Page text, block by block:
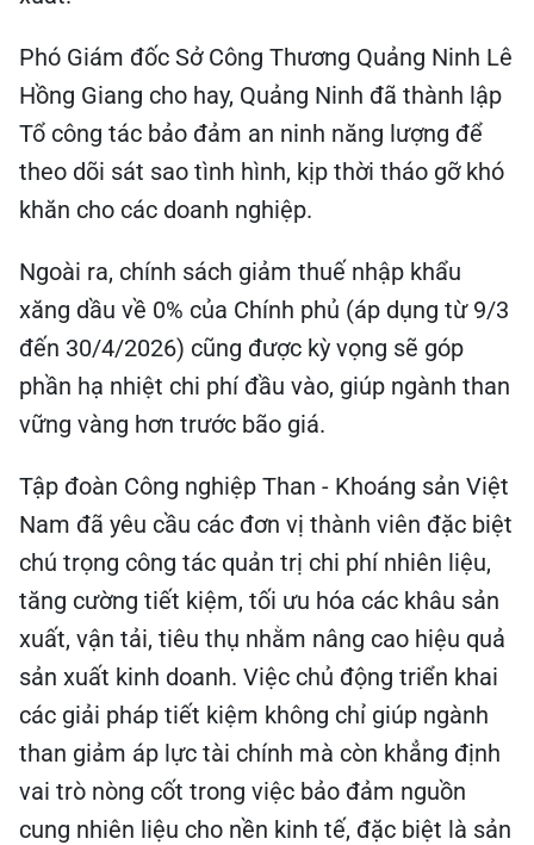
Phó Giám đốc Sở Công Thương Quảng Ninh Lê
Hồng Giang cho hay, Quảng Ninh đã thành lập
Tổ công tác bảo đảm an ninh năng lượng để
theo dõi sát sao tình hình, kịp thời tháo gỡ khó
khăn cho các doanh nghiệp.
Ngoài ra, chính sách giảm thuế nhập khẩu
xăng dầu về 0% của Chính phủ (áp dụng từ 9/3
đến 30/4/2026) cũng được kỳ vọng sẽ góp
phần hạ nhiệt chi phí đầu vào, giúp ngành than
vững vàng hơn trước bão giá.
Tập đoàn Công nghiệp Than - Khoáng sản Việt
Nam đã yêu cầu các đơn vị thành viên đặc biệt
chú trọng công tác quản trị chi phí nhiên liệu,
tăng cường tiết kiệm, tối ưu hóa các khâu sản
xuất, vận tải, tiêu thụ nhằm nâng cao hiệu quả
sản xuất kinh doanh. Việc chủ động triển khai
các giải pháp tiết kiệm không chỉ giúp ngành
than giảm áp lực tài chính mà còn khẳng định
vai trò nòng cốt trong việc bảo đảm nguồn
cung nhiên liệu cho nền kinh tế, đặc biệt là sản